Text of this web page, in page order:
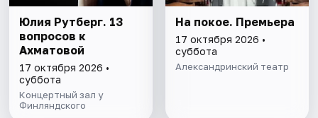
Юлия Рутберг. 13
вопросов к
Ахматовой
17 октября 2026 •
суббота
Концертный зал у
Финляндского
На покое. Премьера
17 октября 2026 •
суббота
Александринский театр